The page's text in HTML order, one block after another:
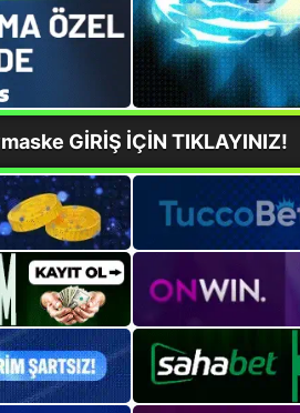
GİRİŞ İÇİN TIKLAYINIZ!